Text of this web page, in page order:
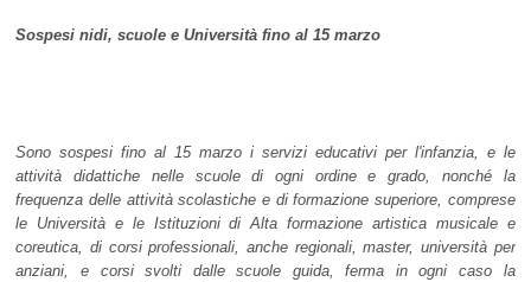
Sospesi nidi, scuole e Università fino al 15 marzo
Sono sospesi fino al 15 marzo i servizi educativi per l'infanzia, e le
attività didattiche nelle scuole di ogni ordine e grado, nonché la
frequenza delle attività scolastiche e di formazione superiore, comprese
le Università e le Istituzioni di Alta formazione artistica musicale e
coreutica, di corsi professionali, anche regionali, master, università per
anziani, e corsi svolti dalle scuole guida, ferma in ogni caso la